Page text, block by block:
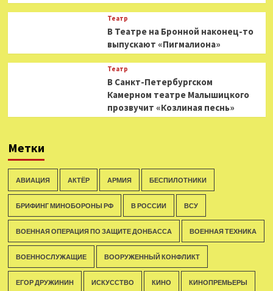
Театр
В Театре на Бронной наконец-то
выпускают «Пигмалиона»
Театр
В Санкт-Петербургском
Камерном театре Малышицкого
прозвучит «Козлиная песнь»
Метки
АВИАЦИЯ АКТЁР АРМИЯ БЕСПИЛОТНИКИ
БРИФИНГ МИНОБОРОНЫ РФ В РОССИИ ВСУ
ВОЕННАЯ ОПЕРАЦИЯ ПО ЗАЩИТЕ ДОНБАССА ВОЕННАЯ ТЕХНИКА
ВОЕННОСЛУЖАЩИЕ ВООРУЖЕННЫЙ КОНФЛИКТ
ЕГОР ДРУЖИНИН ИСКУССТВО КИНО КИНОПРЕМЬЕРЫ